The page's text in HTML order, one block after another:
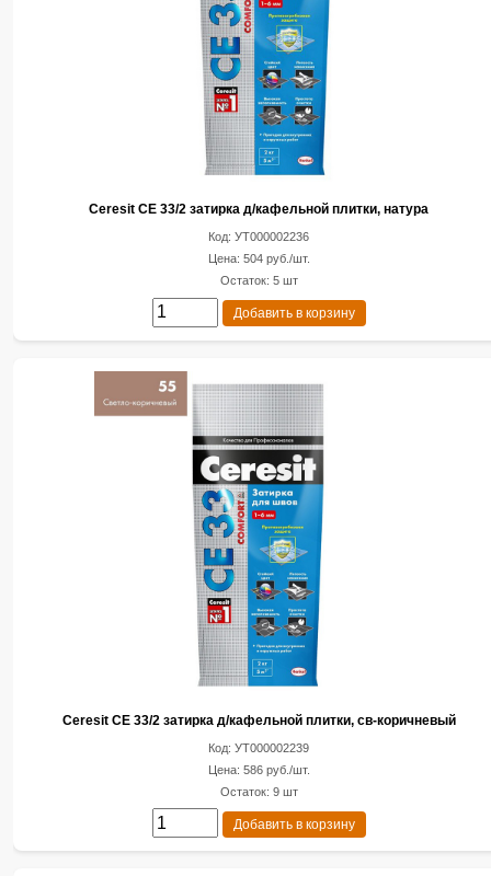
Ceresit CE 33/2 затирка д/кафельной плитки, натура
Код: УТ000002236
Цена: 504 руб./шт.
Остаток: 5 шт
Добавить в корзину
Ceresit CE 33/2 затирка д/кафельной плитки, св-коричневый
Код: УТ000002239
Цена: 586 руб./шт.
Остаток: 9 шт
Добавить в корзину